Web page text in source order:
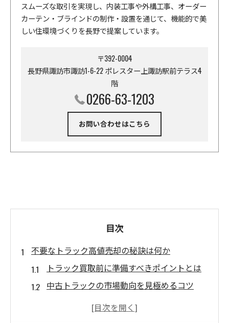
スムーズな取引を実現し、内装工事や外構工事、オーダー
カーテン・ブラインドの制作・設置を通じて、機能的で美
しい住環境づくりを長野で提案しています。
〒392-0004
長野県諏訪市諏訪1-6-22 ポレスター上諏訪駅前テラス4
階
0266-63-1203
お問い合わせはこちら
目次
不要なトラック高値売却の秘訣は何か
トラック買取前に準備すべきポイントとは
中古トラックの市場動向を見極めるコツ
長野県でトラックを高く売るための秘訣